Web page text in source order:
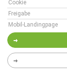
Cookie
Freigabe
Mobil-Landingpage